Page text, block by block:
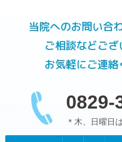
当院へのお問い合
ご相談などご
お気軽にご連絡
0829-
＊木、日曜日